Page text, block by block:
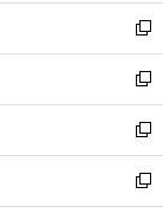
く
ウ
ィ
ン
ド
ウ
で
開
く
し
い
ウ
ィ
ン
ド
ウ
で
開
新
し
い
ウ
ィ
ン
ド
ウ
新
し
い
ウ
ィ
ン
新
し
い
新